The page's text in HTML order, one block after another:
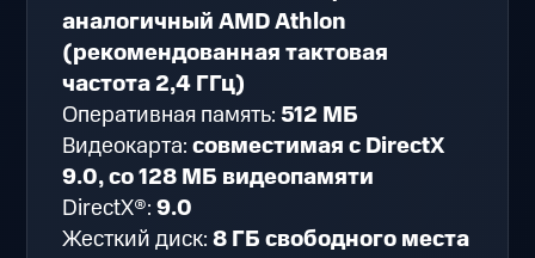
аналогичный AMD Athlon
(рекомендованная тактовая
частота 2,4 ГГц)
Оперативная память:512 МБ
Видеокарта:совместимая с DirectX
9.0, со 128 МБ видеопамяти
DirectX®:9.0
Жесткий диск:8 ГБ свободного места